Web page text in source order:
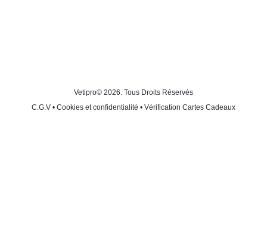
Vetipro© 2026. Tous Droits Réservés
C.G.V • Cookies et confidentialité • Vérification Cartes Cadeaux